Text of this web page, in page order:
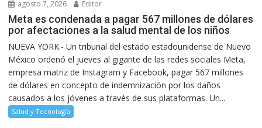
agosto 7, 2026 Editor
Meta es condenada a pagar 567 millones de dólares
por afectaciones a la salud mental de los niños
NUEVA YORK.- Un tribunal del estado estadounidense de Nuevo
México ordenó el jueves al gigante de las redes sociales Meta,
empresa matriz de Instagram y Facebook, pagar 567 millones
de dólares en concepto de indemnización por los daños
causados a los jóvenes a través de sus plataformas. Un...
Salud y Tecnología